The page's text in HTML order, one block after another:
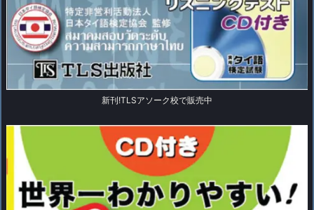
新刊!TLSアソーク校で販売中